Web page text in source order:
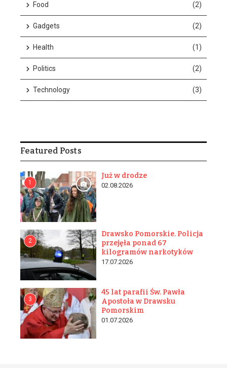
Food (2)
Gadgets (2)
Health (1)
Politics (2)
Technology (3)
Featured Posts
1
Już w drodze
02.08.2026
2
Drawsko Pomorskie. Policja
przejęła ponad 67
kilogramów narkotyków
17.07.2026
3
45 lat parafii Św. Pawła
Apostoła w Drawsku
Pomorskim
01.07.2026